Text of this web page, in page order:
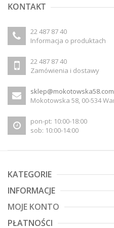
KONTAKT
22 487 87 40
Informacja o produktach
22 487 87 40
Zamówienia i dostawy
sklep@mokotowska58.com
Mokotowska 58, 00-534
pon-pt: 10:00-18:00
sob: 10:00-14:00
KATEGORIE
INFORMACJE
MOJE KONTO
PŁATNOŚCI